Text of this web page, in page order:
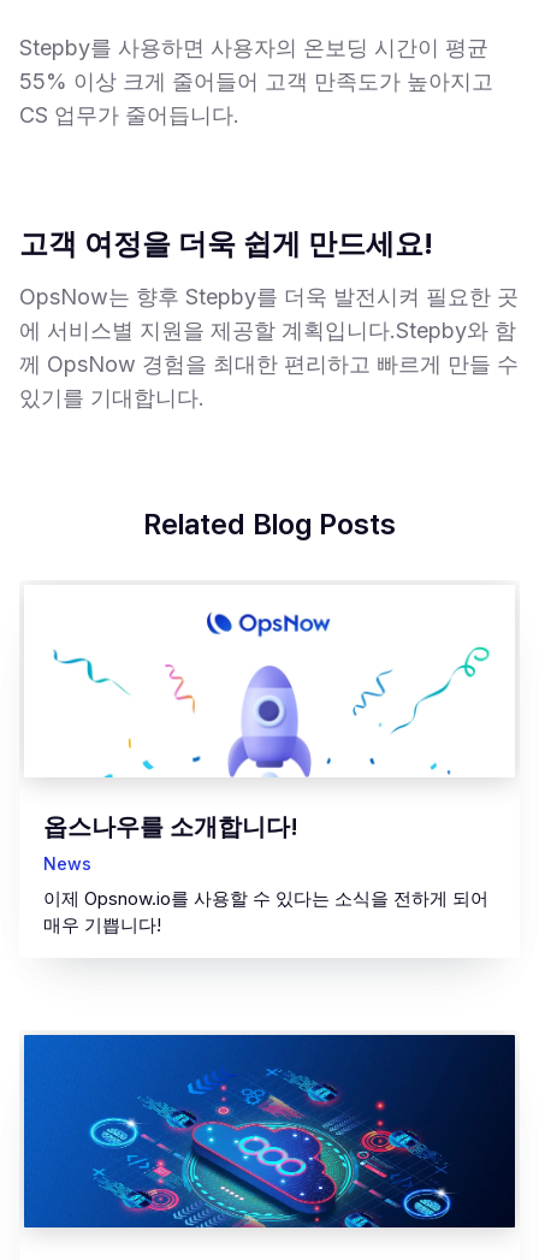
Stepby를 사용하면 사용자의 온보딩 시간이 평균
55% 이상 크게 줄어들어 고객 만족도가 높아지고
CS 업무가 줄어듭니다.
고객 여정을 더욱 쉽게 만드세요!
OpsNow는 향후 Stepby를 더욱 발전시켜 필요한 곳
에 서비스별 지원을 제공할 계획입니다.Stepby와 함
께 OpsNow 경험을 최대한 편리하고 빠르게 만들 수
있기를 기대합니다.
Related Blog Posts
옵스나우를 소개합니다!
News
이제 Opsnow.io를 사용할 수 있다는 소식을 전하게 되어
매우 기쁩니다!